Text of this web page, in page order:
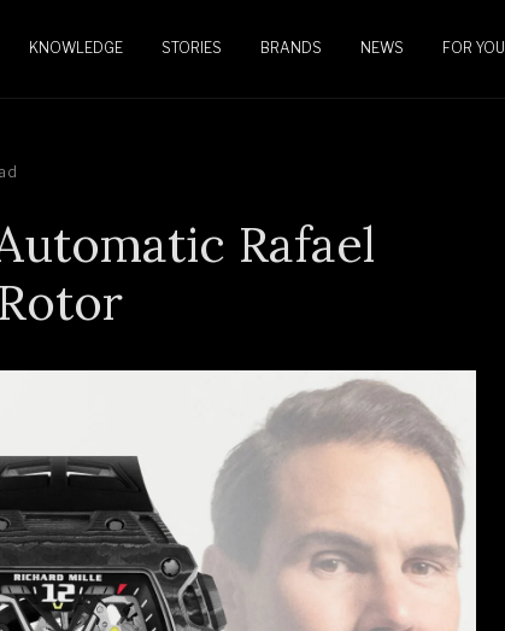
KNOWLEDGE STORIES BRANDS NEWS FOR YOU
Rafael